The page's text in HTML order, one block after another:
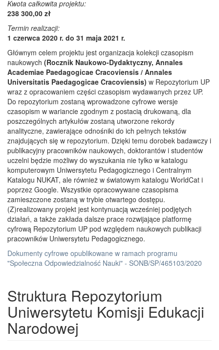
Kwota całkowita projektu:
238 300,00 zł
Termin realizacji:
1 czerwca 2020 r. do 31 maja 2021 r.
Głównym celem projektu jest organizacja kolekcji czasopism
naukowych (Rocznik Naukowo-Dydaktyczny, Annales
Academiae Paedagogicae Cracoviensis / Annales
Universitatis Paedagogicae Cracoviensis) w Repozytorium UP
wraz z opracowaniem części czasopism wydawanych przez UP.
Do repozytorium zostaną wprowadzone cyfrowe wersje
czasopism w wariancie zgodnym z postacią drukowaną, dla
poszczególnych artykułów zostaną utworzone rekordy
analityczne, zawierające odnośniki do ich pełnych tekstów
znajdujących się w repozytorium. Dzięki temu dorobek badawczy i
publikacyjny pracowników naukowych, doktorantów i studentów
uczelni będzie możliwy do wyszukania nie tylko w katalogu
komputerowym Uniwersytetu Pedagogicznego i Centralnym
Katalogu NUKAT, ale również w światowym katalogu WorldCat i
poprzez Google. Wszystkie opracowywane czasopisma
zamieszczone zostaną w trybie otwartego dostępu.
(Z)realizowany projekt jest kontynuacją wcześniej podjętych
działań, a także zakłada dalsze prace rozwijające platformę
cyfrową Repozytorium UP pod względem naukowych publikacji
pracowników Uniwersytetu Pedagogicznego.
Dokumenty cyfrowe opublikowane w ramach programu
"Społeczna Odpowiedzialność Nauki" - SONB/SP/465103/2020
Struktura Repozytorium
Uniwersytetu Komisji Edukacji
Narodowej